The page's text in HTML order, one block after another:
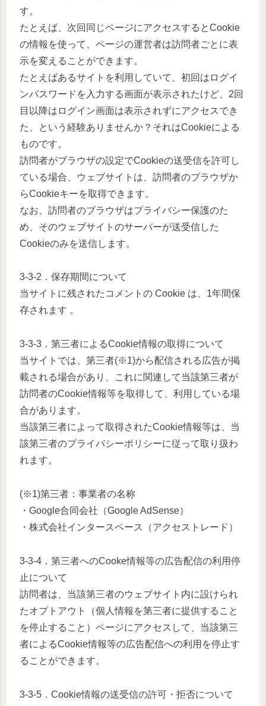
す。
たとえば、次回同じページにアクセスするとCookie
の情報を使って、ページの運営者は訪問者ごとに表
示を変えることができます。
たとえばあるサイトを利用していて、初回はログイ
ンパスワードを入力する画面が表示されたけど、2回
目以降はログイン画面は表示されずにアクセスでき
た、という経験ありませんか？それはCookieによる
ものです。
訪問者がブラウザの設定でCookieの送受信を許可し
ている場合、ウェブサイトは、訪問者のブラウザか
らCookieキーを取得できます。
なお、訪問者のブラウザはプライバシー保護のた
め、そのウェブサイトのサーバーが送受信した
Cookieのみを送信します。
3-3-2．保存期間について
当サイトに残されたコメントの Cookie は、1年間保
存されます 。
3-3-3．第三者によるCookie情報の取得について
当サイトでは、第三者(※1)から配信される広告が掲
載される場合があり、これに関連して当該第三者が
訪問者のCookie情報等を取得して、利用している場
合があります。
当該第三者によって取得されたCookie情報等は、当
該第三者のプライバシーポリシーに従って取り扱わ
れます。
(※1)第三者：事業者の名称
・Google合同会社（Google AdSense）
・株式会社インタースペース（アクセストレード）
3-3-4．第三者へのCooke情報等の広告配信の利用停
止について
訪問者は、当該第三者のウェブサイト内に設けられ
たオプトアウト（個人情報を第三者に提供すること
を停止すること）ページにアクセスして、当該第三
者によるCookie情報等の広告配信への利用を停止す
ることができます。
3-3-5．Cookie情報の送受信の許可・拒否について